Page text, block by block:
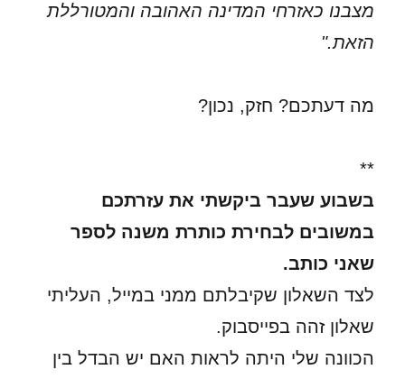
מצבנו כאזרחי המדינה האהובה והמטורללת
הזאת."
מה דעתכם? חזק, נכון?
**
בשבוע שעבר ביקשתי את עזרתכם
במשובים לבחירת כותרת משנה לספר
שאני כותב.
לצד השאלון שקיבלתם ממני במייל, העליתי
שאלון זהה בפייסבוק.
הכוונה שלי היתה לראות האם יש הבדל בין